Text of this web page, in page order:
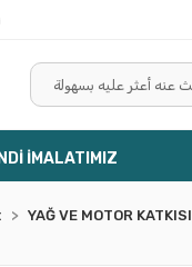
İMALATIMIZ
YAĞ VE MOTOR KATKISI